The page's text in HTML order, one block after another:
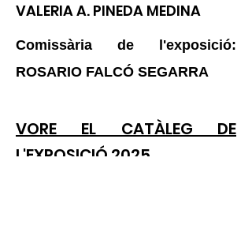
VALERIA A. PINEDA MEDINA
Comissària de l'exposició:
ROSARIO FALCÓ SEGARRA
VORE EL CATÀLEG DE
L'EXPOSICIÓ 2025